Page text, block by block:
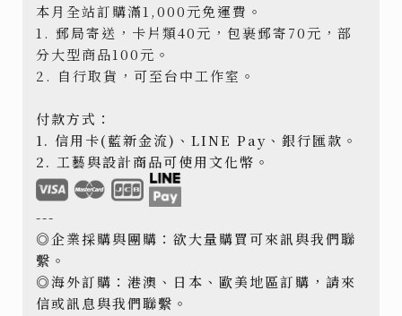
本月全站訂購滿1,000元免運費。
1. 郵局寄送，卡片類40元，包裹郵寄70元，部
分大型商品100元。
2. 自行取貨，可至台中工作室。
付款方式：
1. 信用卡(藍新金流)、LINE Pay、銀行匯款。
2. 工藝與設計商品可使用文化幣。
---
◎企業採購與團購：欲大量購買可來訊與我們聯
繫。
◎海外訂購：港澳、日本、歐美地區訂購，請來
信或訊息與我們聯繫。